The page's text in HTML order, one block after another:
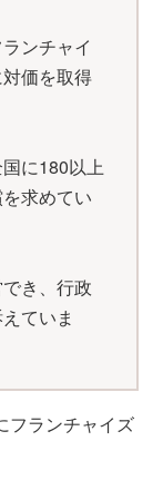
ンチャイ
価を取得
に180以上
求めてい
き、行政
ていま
フランチャイズ